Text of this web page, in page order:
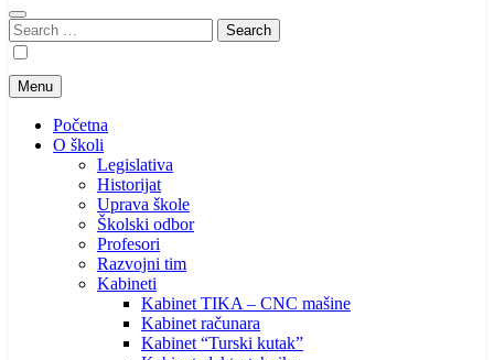
Search
for:
Menu
Početna
O školi
Legislativa
Historijat
Uprava škole
Školski odbor
Profesori
Razvojni tim
Kabineti
Kabinet TIKA – CNC mašine
Kabinet računara
Kabinet “Turski kutak”